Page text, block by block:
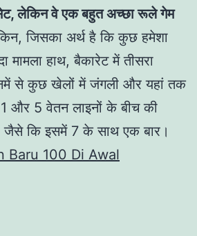
लेकिन वे एक बहुत अच्छा रूले गेम
जिसका अर्थ है कि कुछ हमेशा
मामला हाथ, बैकारेट में तीसरा
से कुछ खेलों में जंगली और यहां तक
और 5 वेतन लाइनों के बीच की
कि इसमें 7 के साथ एक बार।
Baru 100 Di Awal